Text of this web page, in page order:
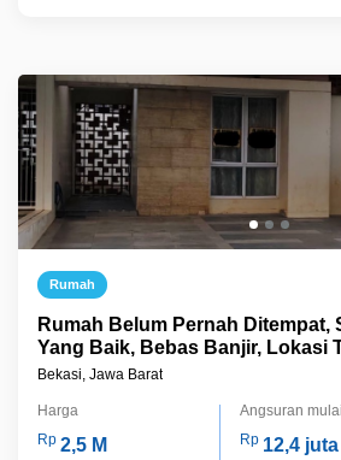
Rumah
Rumah Belum Pernah Ditempat,
Yang Baik, Bebas Banjir, Lokasi
Cherryville Grandwisata
Bekasi, Jawa Barat
Harga
Rp 2,5 M
Angsuran
Rp 12,4 juta